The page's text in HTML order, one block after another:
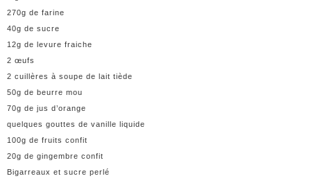
270g de farine
40g de sucre
12g de levure fraiche
2 œufs
2 cuillères à soupe de lait tiède
50g de beurre mou
70g de jus d’orange
quelques gouttes de vanille liquide
100g de fruits confit
20g de gingembre confit
Bigarreaux et sucre perlé